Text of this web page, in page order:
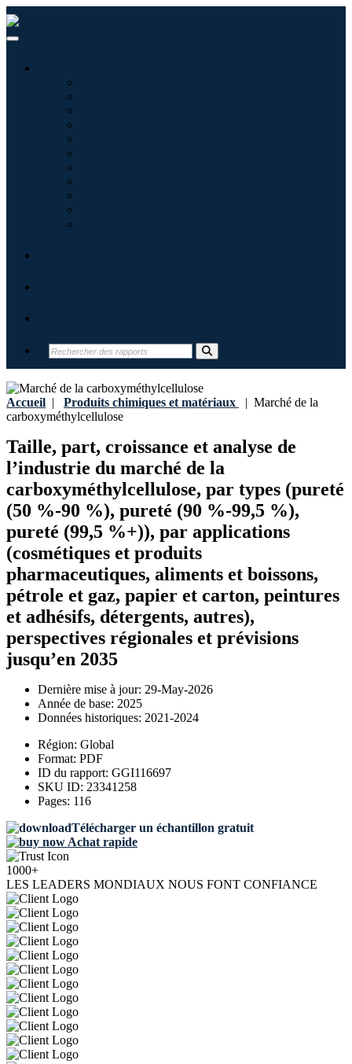
Accueil | Produits chimiques et matériaux | Marché de la
carboxyméthylcellulose
Taille, part, croissance et analyse de
l’industrie du marché de la
carboxyméthylcellulose, par types (pureté
(50 %-90 %), pureté (90 %-99,5 %),
pureté (99,5 %+)), par applications
(cosmétiques et produits
pharmaceutiques, aliments et boissons,
pétrole et gaz, papier et carton, peintures
et adhésifs, détergents, autres),
perspectives régionales et prévisions
jusqu’en 2035
Dernière mise à jour: 29-May-2026
Année de base: 2025
Données historiques: 2021-2024
Région: Global
Format: PDF
ID du rapport: GGI116697
SKU ID: 23341258
Pages: 116
Télécharger un échantillon gratuit
Achat rapide
1000+
LES LEADERS MONDIAUX NOUS FONT CONFIANCE